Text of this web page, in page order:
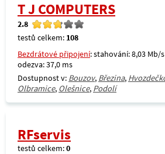
T J COMPUTERS
2.8
testů celkem: 108
Bezdrátové připojení: stahování: 8,03 Mb/
odezva: 37,0 ms
Dostupnost v: Bouzov, Březina,
Olbramice, Olešnice, Podolí
RFservis
testů celkem:0